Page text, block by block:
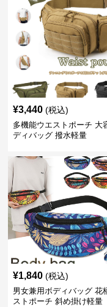
¥3,440 (税込)
多機能ウエストポーチ 大
ディバッグ 撥水軽量
¥1,840 (税込)
男女兼用ボディバッグ 花
ストポーチ 斜め掛け軽量